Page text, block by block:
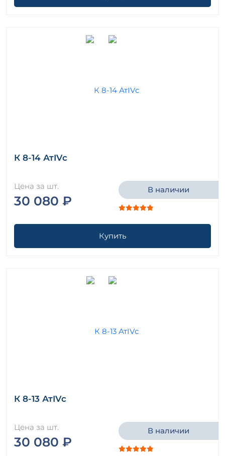
К 8-14 АтIVс
Цена за шт.
30 080 ₽
В наличии
Купить
К 8-13 АтIVс
Цена за шт.
30 080 ₽
В наличии